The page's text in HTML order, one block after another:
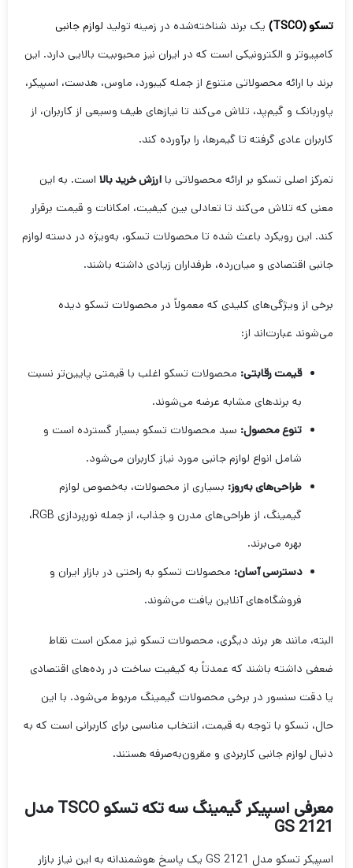
تسکو (TSCO) یک برند شناخته‌شده در زمینه تولید لوازم جانبی
کامپیوتر و الکترونیکی است که در ایران نیز محبوبیت بالایی دارد. این
برند با ارائه محصولاتی متنوع از جمله کیبورد، ماوس، هدست، اسپیکر،
پاوربانک و گیم‌پد، تلاش می‌کند تا نیازهای طیف وسیعی از کاربران، از
کاربران عادی گرفته تا گیمرها، را برآورده کند.
تمرکز اصلی تسکو بر ارائه محصولاتی با ارزش خرید بالا است. به این
معنی که تلاش می‌کند تا تعادلی بین کیفیت، امکانات و قیمت برقرار
کند. این رویکرد باعث شده تا محصولات تسکو، به‌ویژه در دسته لوازم
جانبی اقتصادی و میان‌رده، طرفداران زیادی داشته باشند.
برخی از ویژگی‌های کلیدی که معمولاً در محصولات تسکو دیده
می‌شوند عبارت‌اند از:
قیمت رقابتی: محصولات تسکو اغلب با قیمتی پایین‌تر نسبت
به برندهای مشابه عرضه می‌شوند.
تنوع محصول: سبد محصولات تسکو بسیار گسترده است و
شامل انواع لوازم جانبی مورد نیاز کاربران می‌شود.
طراحی‌های به‌روز: بسیاری از محصولات، به‌خصوص لوازم
گیمینگ، از طراحی‌های مدرن و جذاب، از جمله نورپردازی RGB،
بهره می‌برند.
دسترسی آسان: محصولات تسکو به راحتی در بازار ایران و
فروشگاه‌های آنلاین یافت می‌شوند.
البته، مانند هر برند دیگری، محصولات تسکو نیز ممکن است نقاط
ضعفی داشته باشند که عمدتاً به کیفیت ساخت در رده‌های اقتصادی
یا دقت سنسور در برخی محصولات گیمینگ مربوط می‌شود. با این
حال، تسکو با توجه به قیمت، انتخاب مناسبی برای کاربرانی است که به
دنبال لوازم جانبی کاربردی و مقرون‌به‌صرفه هستند.
معرفی اسپیکر گیمینگ سه تکه تسکو TSCO مدل
GS 2121
اسپیکر تسکو مدل GS 2121 یک پاسخ هوشمندانه به این نیاز بازار